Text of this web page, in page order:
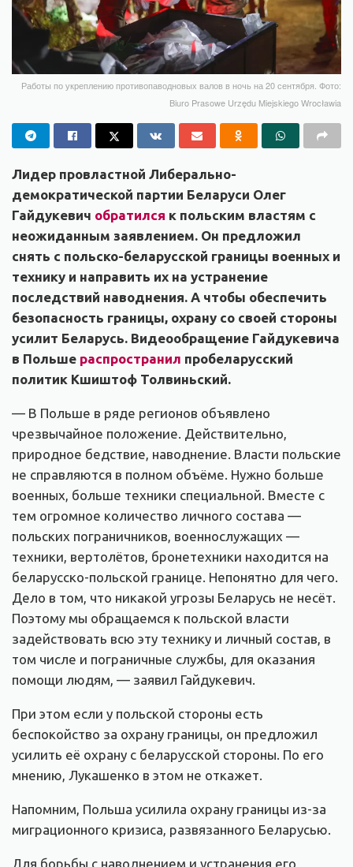
Работы по укреплению противопаводновых валов в ночь на 20 сентября. Фото:
Biuro Prasowe Urzędu Miejskiego Wrocławia
Лидер провластной Либерально-
демократической партии Беларуси Олег
Гайдукевич обратился к польским властям с
неожиданным заявлением. Он предложил
снять с польско-беларусской границы военных и
технику и направить их на устранение
последствий наводнения. А чтобы обеспечить
безопасность границы, охрану со своей стороны
усилит Беларусь. Видеообращение Гайдукевича
в Польше распространил пробеларусский
политик Кшиштоф Толвиньский.
— В Польше в ряде регионов объявлено
чрезвычайное положение. Действительно,
природное бедствие, наводнение. Власти польские
не справляются в полном объёме. Нужно больше
военных, больше техники специальной. Вместе с
тем огромное количество личного состава —
польских пограничников, военнослужащих —
техники, вертолётов, бронетехники находится на
беларусско-польской границе. Непонятно для чего.
Дело в том, что никакой угрозы Беларусь не несёт.
Поэтому мы обращаемся к польской власти
задействовать всю эту технику и личный состав, в
том числе и пограничные службы, для оказания
помощи людям, — заявил Гайдукевич.
При этом если у польской стороны есть
беспокойство за охрану границы, он предложил
усилить её охрану с беларусской стороны. По его
мнению, Лукашенко в этом не откажет.
Напомним, Польша усилила охрану границы из-за
миграционного кризиса, развязанного Беларусью.
Для борьбы с наводнением и устранения его